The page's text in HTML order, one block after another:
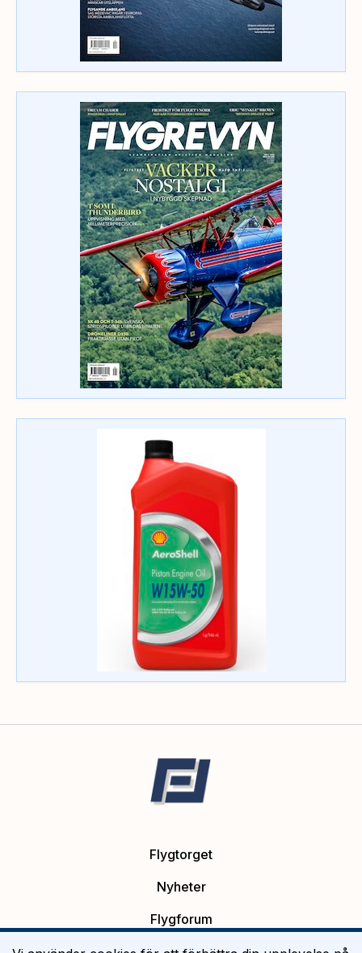
Flygtorget
Nyheter
Flygforum